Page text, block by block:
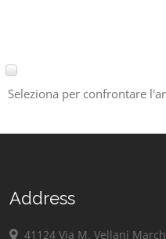
Seleziona per confrontare
Address
41124 Via M. Vellani